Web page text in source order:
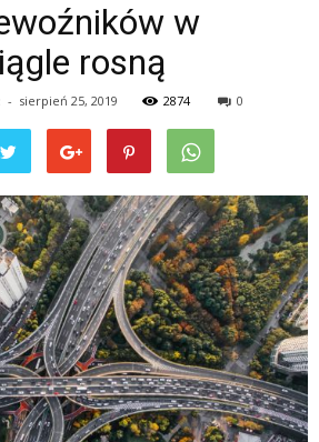
w
rosną
- sierpień 25, 2019 2874 0